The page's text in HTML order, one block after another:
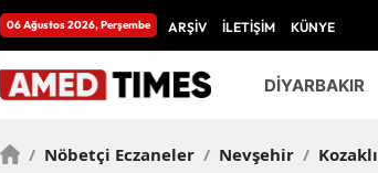
06 Ağustos 2026, Perşembe ARŞİV İLETİŞİM KÜNYE
DİYARBAKIR
/ Nöbetçi Eczaneler / Nevşehir / Kozaklı